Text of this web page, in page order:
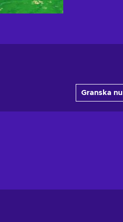
Granska nu